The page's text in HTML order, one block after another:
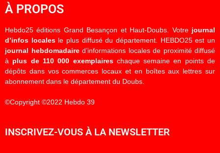
À PROPOS
Hebdo25 éditions Grand Besançon et Haut-Doubs. Votre journal
d’infos localesle plus diffusé du département. HEBDO25 est un
journal hebdomadaired’informations locales de proximité diffusé
à plus de 110 000 exemplaireschaque semaine en points de
dépôts dans vos commerces locaux et en boîtes aux lettres sur
abonnement dans le département du Doubs.
©Copyright ©2022 Hebdo 39
INSCRIVEZ-VOUS À LA NEWSLETTER